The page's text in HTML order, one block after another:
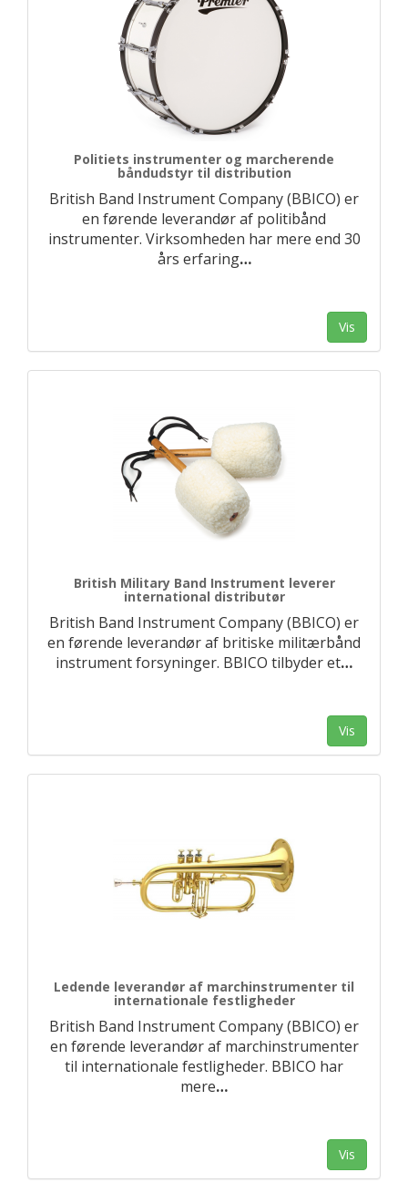
Politiets instrumenter og marcherende
båndudstyr til distribution
British Band Instrument Company (BBICO) er
en førende leverandør af politibånd
instrumenter. Virksomheden har mere end 30
års erfaring…
Vis
British Military Band Instrument leverer
international distributør
British Band Instrument Company (BBICO) er
en førende leverandør af britiske militærbånd
instrument forsyninger. BBICO tilbyder et…
Vis
Ledende leverandør af marchinstrumenter til
internationale festligheder
British Band Instrument Company (BBICO) er
en førende leverandør af marchinstrumenter
til internationale festligheder. BBICO har
mere…
Vis